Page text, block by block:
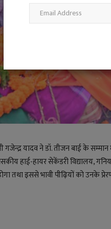
गजेन्द्र यादव ने डॉ. तीजन बाई के
हाई-हायर सेकेंडरी विद्यालय,
तथा इससे भावी पीढ़ियों को उनके
अंतरराष्ट्रीय स्पेस 99
admin